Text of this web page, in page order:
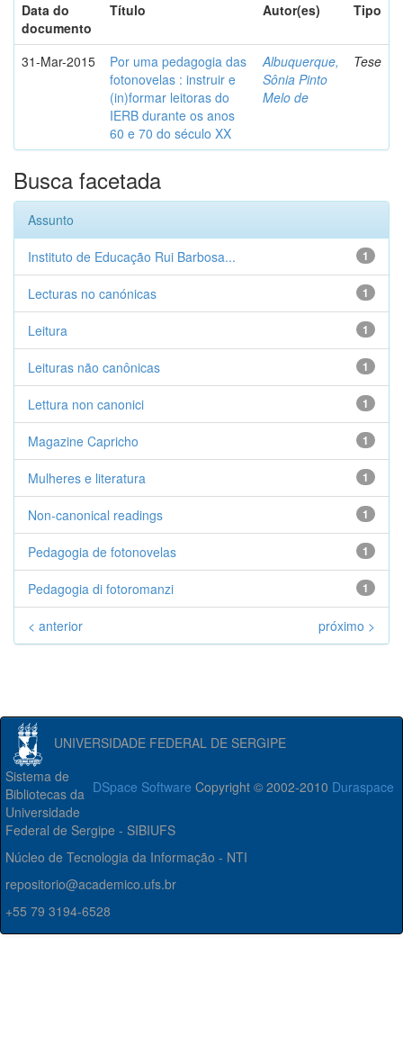
Data do
documento
Título Autor(es) Tipo
31-Mar-2015
Por uma pedagogia das
fotonovelas : instruir e
(in)formar leitoras do
IERB durante os anos
60 e 70 do século XX
Albuquerque,
Sônia Pinto
Melo de
Tese
Busca facetada
Assunto
1
Instituto de Educação Rui Barbosa...
1
Lecturas no canónicas
1
Leitura
1
Leituras não canônicas
1
Lettura non canonici
1
Magazine Capricho
1
Mulheres e literatura
1
Non-canonical readings
1
Pedagogia de fotonovelas
1
Pedagogia di fotoromanzi
< anterior próximo >
UNIVERSIDADE FEDERAL DE SERGIPE
DSpace Software Copyright © 2002-2010 Duraspace
Sistema de
Bibliotecas da
Universidade
Federal de Sergipe - SIBIUFS
Núcleo de Tecnologia da Informação - NTI
repositorio@academico.ufs.br
+55 79 3194-6528